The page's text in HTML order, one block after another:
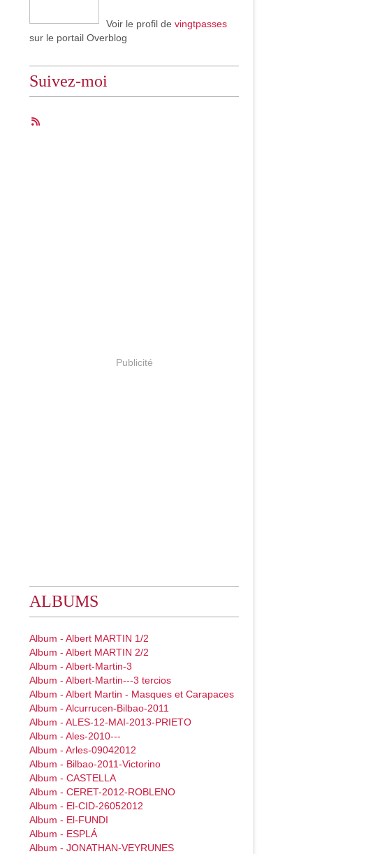
Voir le profil de vingtpasses
sur le portail Overblog
Suivez-moi
Publicité
ALBUMS
Album - Albert MARTIN 1/2
Album - Albert MARTIN 2/2
Album - Albert-Martin-3
Album - Albert-Martin---3 tercios
Album - Albert Martin - Masques et Carapaces
Album - Alcurrucen-Bilbao-2011
Album - ALES-12-MAI-2013-PRIETO
Album - Ales-2010---
Album - Arles-09042012
Album - Bilbao-2011-Victorino
Album - CASTELLA
Album - CERET-2012-ROBLENO
Album - El-CID-26052012
Album - El-FUNDI
Album - ESPLÁ
Album - JONATHAN-VEYRUNES